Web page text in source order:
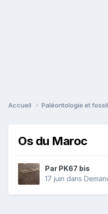
Accueil Paléontologie et
Os du Maroc
Par PK67 bis
17 juin dans